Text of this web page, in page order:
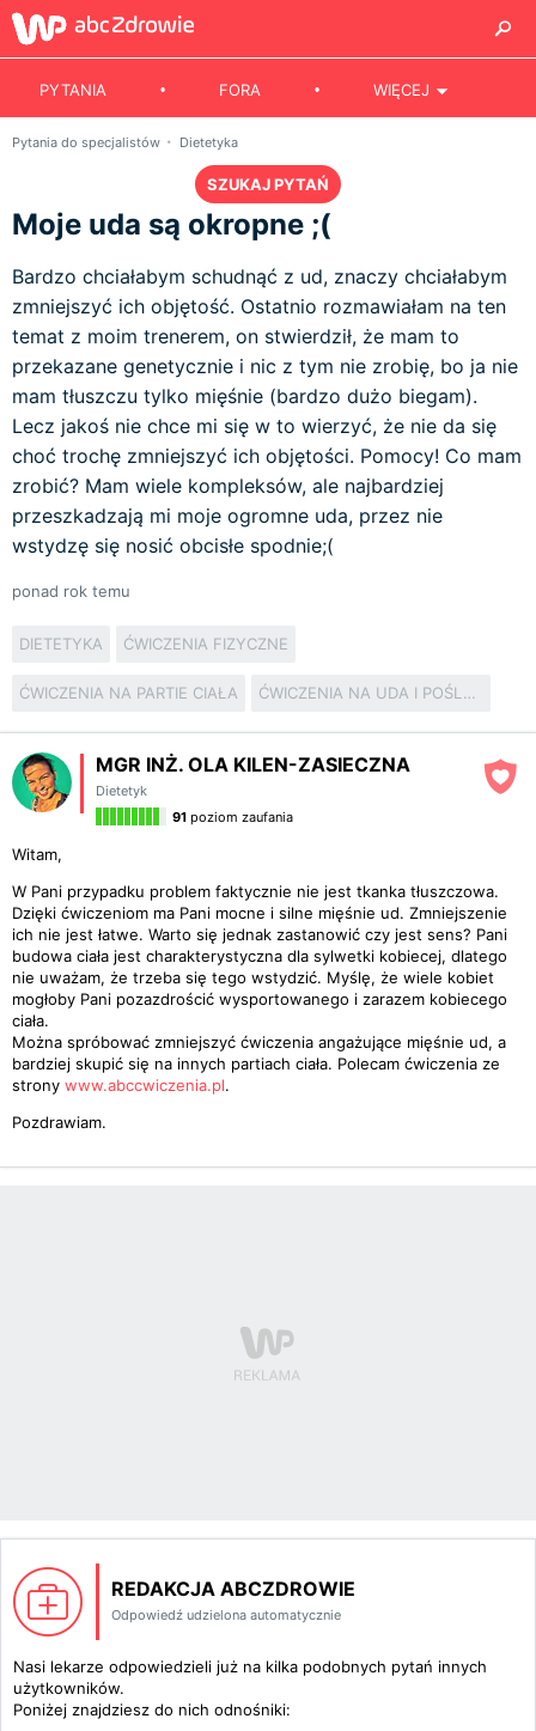
PYTANIA FORA WIĘCEJ
Pytania do specjalistów Dietetyka
SZUKAJ PYTAŃ
Moje uda są okropne ;(
Bardzo chciałabym schudnąć z ud, znaczy chciałabym
zmniejszyć ich objętość. Ostatnio rozmawiałam na ten
temat z moim trenerem, on stwierdził, że mam to
przekazane genetycznie i nic z tym nie zrobię, bo ja nie
mam tłuszczu tylko mięśnie (bardzo dużo biegam).
Lecz jakoś nie chce mi się w to wierzyć, że nie da się
choć trochę zmniejszyć ich objętości. Pomocy! Co mam
zrobić? Mam wiele kompleksów, ale najbardziej
przeszkadzają mi moje ogromne uda, przez nie
wstydzę się nosić obcisłe spodnie;(
ponad rok temu
DIETETYKA ĆWICZENIA FIZYCZNE
ĆWICZENIA NA PARTIE CIAŁA ĆWICZENIA NA UDA I POŚLADKI
MGR INŻ. OLA KILEN-ZASIECZNA
Dietetyk
91 poziom zaufania
Witam,
W Pani przypadku problem faktycznie nie jest tkanka tłuszczowa.
Dzięki ćwiczeniom ma Pani mocne i silne mięśnie ud. Zmniejszenie
ich nie jest łatwe. Warto się jednak zastanowić czy jest sens? Pani
budowa ciała jest charakterystyczna dla sylwetki kobiecej, dlatego
nie uważam, że trzeba się tego wstydzić. Myślę, że wiele kobiet
mogłoby Pani pozazdrościć wysportowanego i zarazem kobiecego
ciała.
Można spróbować zmniejszyć ćwiczenia angażujące mięśnie ud, a
bardziej skupić się na innych partiach ciała. Polecam ćwiczenia ze
strony www.abccwiczenia.pl.
Pozdrawiam.
REDAKCJA ABCZDROWIE
Odpowiedź udzielona automatycznie
Nasi lekarze odpowiedzieli już na kilka podobnych pytań innych
użytkowników.
Poniżej znajdziesz do nich odnośniki: